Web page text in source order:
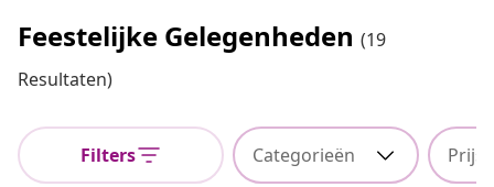
Feestelijke Gelegenheden (19
Resultaten)
Filters Categorieën Prijs